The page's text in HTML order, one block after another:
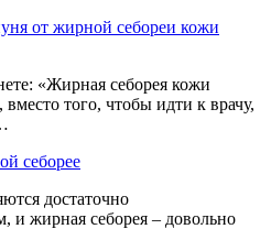
от жирной себореи кожи
«Жирная себорея кожи
того, чтобы идти к врачу,
себорее
достаточно
и жирная себорея – довольно